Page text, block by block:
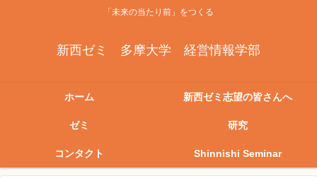
「未来の当たり前」をつくる
新西ゼミ 多摩大学 経営情報学部
ホーム 新西ゼミ志望の皆さんへ
ゼミ 研究
コンタクト Shinnishi Seminar